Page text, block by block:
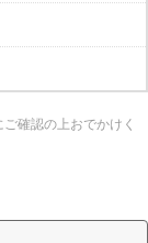
確認の上おでかけく